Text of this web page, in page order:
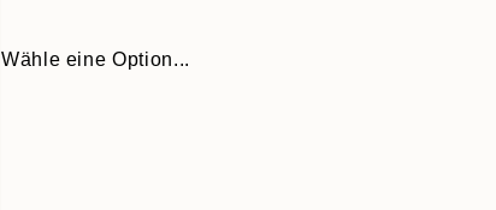
Wähle eine Option...